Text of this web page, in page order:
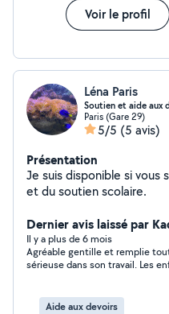
Voir le profil
Léna Paris
Soutien et aide aux
Paris (Gare 29)
5/5 (5 avis)
Présentation
Je suis disponible si vous
et du soutien scolaire.
Dernier avis laissé par
Il y a plus de 6 mois
Agréable gentille et remplie
sérieuse dans son travail. Les
Aide aux devoirs